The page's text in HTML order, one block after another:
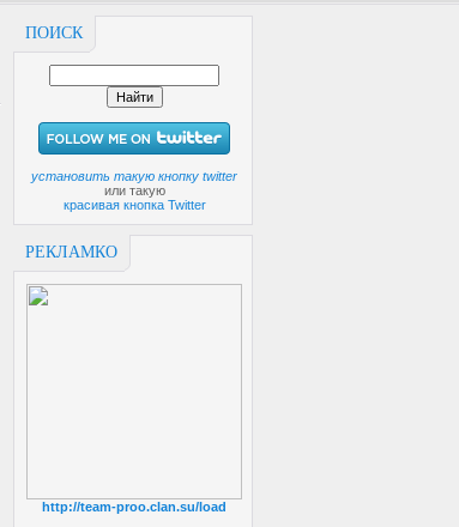
ПОИСК
установить такую кнопку twitter
или такую
красивая кнопка Twitter
РЕКЛАМКО
http://team-proo.clan.su/load